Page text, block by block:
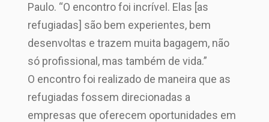
Paulo. “O encontro foi incrível. Elas [as
refugiadas] são bem experientes, bem
desenvoltas e trazem muita bagagem, não
só profissional, mas também de vida.”
O encontro foi realizado de maneira que as
refugiadas fossem direcionadas a
empresas que oferecem oportunidades em